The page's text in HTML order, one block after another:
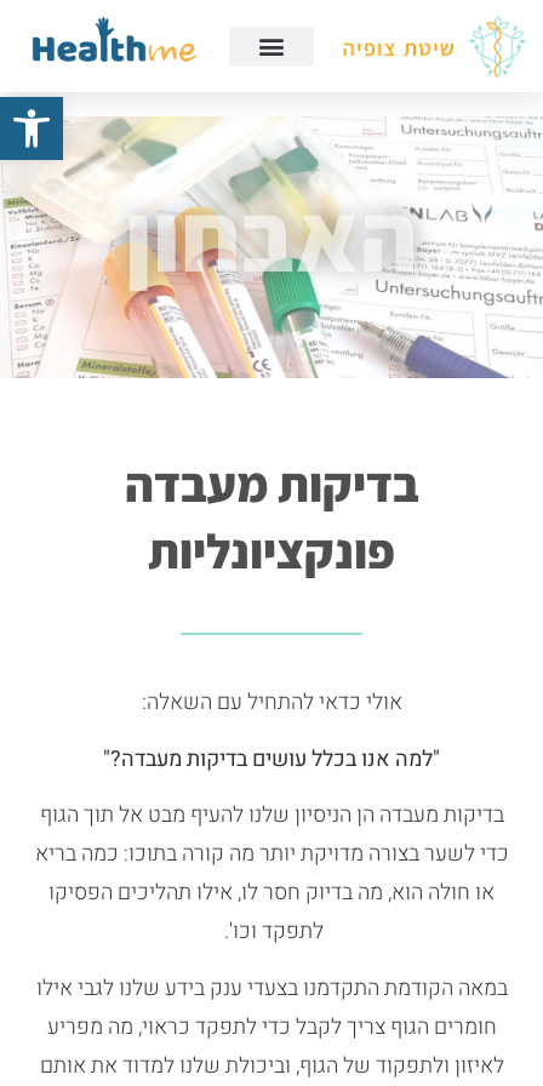
האבחון
בדיקות מעבדה
פונקציונליות
אולי כדאי להתחיל עם השאלה:
"למה אנו בכלל עושים בדיקות מעבדה?"
בדיקות מעבדה הן הניסיון שלנו להעיף מבט אל תוך הגוף
כדי לשער בצורה מדויקת יותר מה קורה בתוכו: כמה בריא
או חולה הוא, מה בדיוק חסר לו, אילו תהליכים הפסיקו
לתפקד וכו'.
במאה הקודמת התקדמנו בצעדי ענק בידע שלנו לגבי אילו
חומרים הגוף צריך לקבל כדי לתפקד כראוי, מה מפריע
לאיזון ולתפקוד של הגוף, וביכולת שלנו למדוד את אותם